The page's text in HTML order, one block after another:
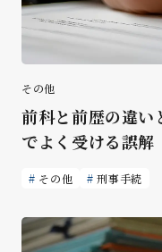
その他
前科と前歴の違い
でよく受ける誤解
その他 刑事手続